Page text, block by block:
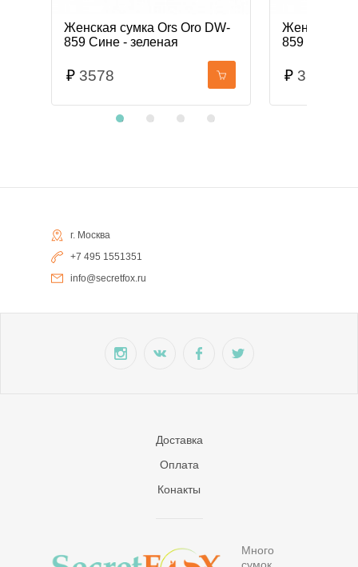
Женская сумка Ors Oro DW-
859 Сине - зеленая
₽ 3578
Женская
859
₽ 3578
г. Москва
+7 495 1551351
info@secretfox.ru
Много
Доставка
Оплата
Конакты